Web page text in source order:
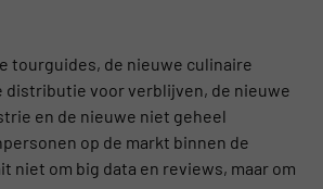
tourguides, de nieuwe culinaire
distributie voor verblijven, de nieuwe
en de nieuwe niet geheel
op de markt binnen de
niet om big data en reviews, maar om